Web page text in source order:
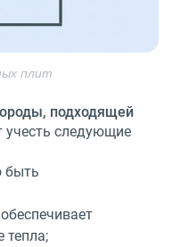
плит
подходящей
учесть следующие
быть
тепла;